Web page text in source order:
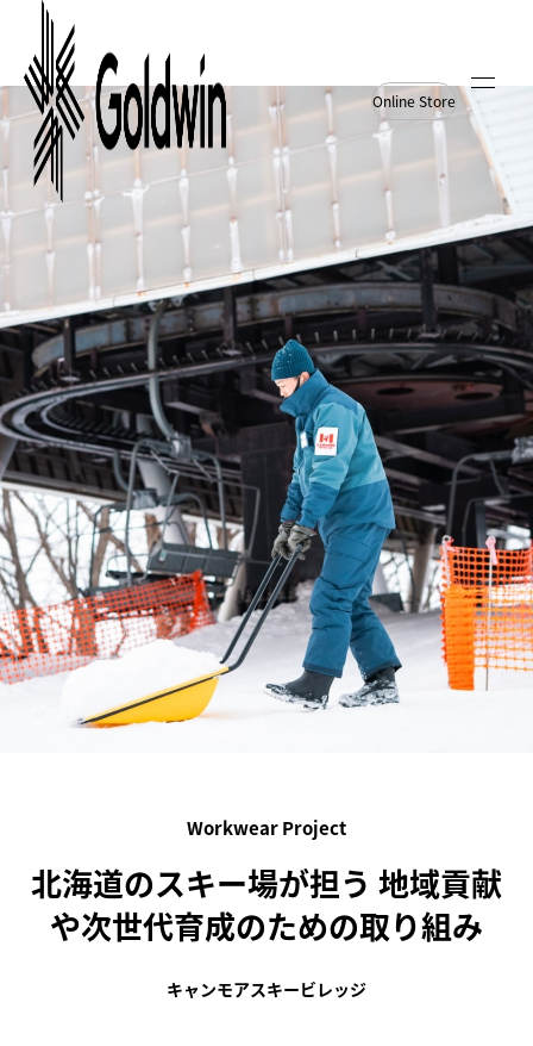
Online Store
Workwear Project
北海道のスキー場が担う 地域貢献
や次世代育成のための取り組み
キャンモアスキービレッジ